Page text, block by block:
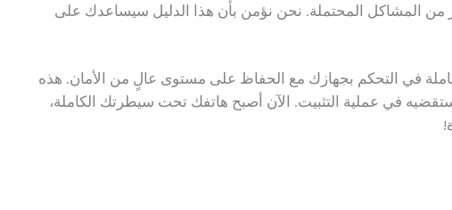
من المشاكل المحتملة. نحن نؤمن بأن هذا الدليل سيساعدك على
في التحكم بجهازك مع الحفاظ على مستوى عالٍ من الأمان. هذه
ستقضيه في عملية التثبيت. الآن أصبح هاتفك تحت سيطرتك الكاملة،